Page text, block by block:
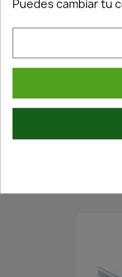
Puedes cambiar tu